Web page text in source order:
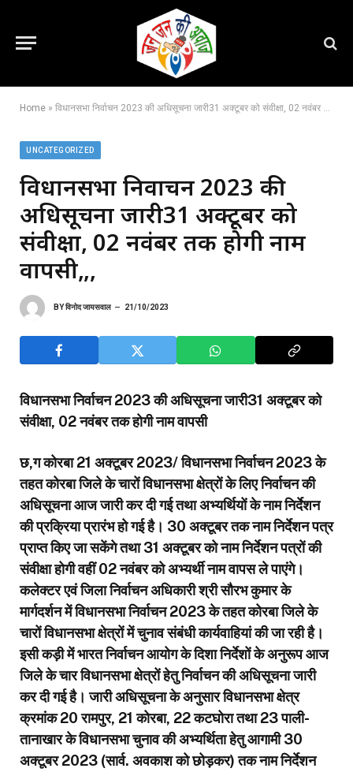
Home » विधानसभा निर्वाचन 2023 की अधिसूचना जारी31 अक्टूबर को संवीक्षा, 02 नवंबर तक होगी नाम वापसी,,,
UNCATEGORIZED
विधानसभा निर्वाचन 2023 की
अधिसूचना जारी31 अक्टूबर को
संवीक्षा, 02 नवंबर तक होगी नाम
वापसी,,,
BYविनोद जायसवाल 21/10/2023
विधानसभा निर्वाचन 2023 की अधिसूचना जारी31 अक्टूबर को
संवीक्षा, 02 नवंबर तक होगी नाम वापसी
छ,ग कोरबा 21 अक्टूबर 2023/ विधानसभा निर्वाचन 2023 के
तहत कोरबा जिले के चारों विधानसभा क्षेत्रों के लिए निर्वाचन की
अधिसूचना आज जारी कर दी गई तथा अभ्यर्थियों के नाम निर्देशन
की प्रक्रिया प्रारंभ हो गई है। 30 अक्टूबर तक नाम निर्देशन पत्र
प्राप्त किए जा सकेंगे तथा 31 अक्टूबर को नाम निर्देशन पत्रों की
संवीक्षा होगी वहीं 02 नवंबर को अभ्यर्थी नाम वापस ले पाएंगे।
कलेक्टर एवं जिला निर्वाचन अधिकारी श्री सौरभ कुमार के
मार्गदर्शन में विधानसभा निर्वाचन 2023 के तहत कोरबा जिले के
चारों विधानसभा क्षेत्रों में चुनाव संबंधी कार्यवाहियां की जा रही है।
इसी कड़ी में भारत निर्वाचन आयोग के दिशा निर्देशों के अनुरूप आज
जिले के चार विधानसभा क्षेत्रों हेतु निर्वाचन की अधिसूचना जारी
कर दी गई है। जारी अधिसूचना के अनुसार विधानसभा क्षेत्र
क्रमांक 20 रामपुर, 21 कोरबा, 22 कटघोरा तथा 23 पाली-
तानाखार के विधानसभा चुनाव की अभ्यर्थिता हेतु आगामी 30
अक्टूबर 2023 (सार्व. अवकाश को छोड़कर) तक नाम निर्देशन